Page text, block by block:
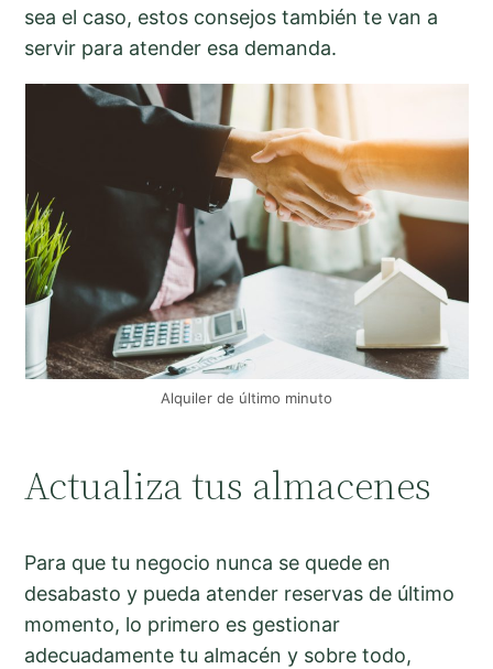
sea el caso, estos consejos también te van a
servir para atender esa demanda.
Alquiler de último minuto
Actualiza tus almacenes
Para que tu negocio nunca se quede en
desabasto y pueda atender reservas de último
momento, lo primero es gestionar
adecuadamente tu almacén y sobre todo,